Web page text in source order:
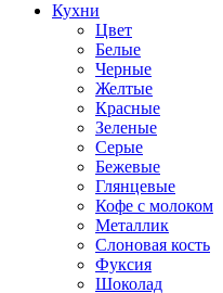
Кухни
Цвет
Белые
Черные
Желтые
Красные
Зеленые
Серые
Бежевые
Глянцевые
Кофе с молоком
Металлик
Слоновая кость
Фуксия
Шоколад